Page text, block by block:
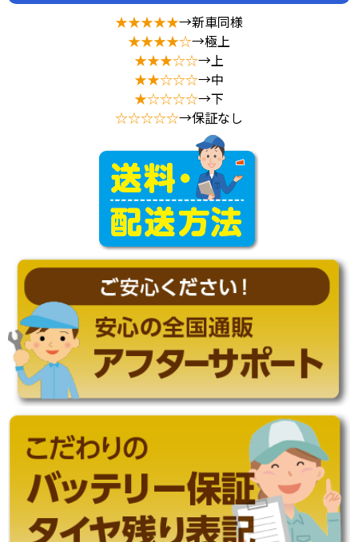
★★★★★→新車同様
★★★★☆→極上
★★★☆☆→上
★★☆☆☆→中
★☆☆☆☆→下
☆☆☆☆☆→保証なし